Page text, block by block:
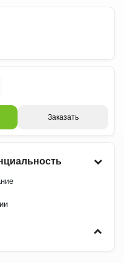
Заказать